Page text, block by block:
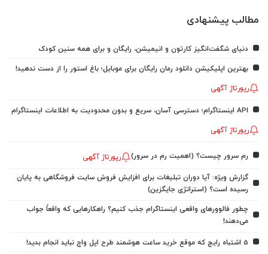
مطالب پیشنهادی
دنیای شگفت‌انگیز کارتون و انیمیشن، رایگان و برای همه سنین کودک
بهترین اپلیکیشن دانلود رمان رایگان برای موبایل؛ باغ استور را از دست ندهید!
رپورتاژ آگهی
API اینستاگرام؛ دسترسی آسان، سریع و بدون محدودیت به اطلاعات اینستاگرام
رپورتاژ آگهی
رم سرور چیست؟ (اهمیت رم در سرور) رپورتاژ آگهی
گزارش ویژه: آیا دوران تبلیغات برای افزایش فروش سایت فروشگاهی به پایان
رسیده است؟ (استراتژی جایگزین)
چطور فالوورهای واقعی اینستاگرام جذب کنیم؟ راهکارهایی که واقعاً جواب
می‌دهند!
5 اشتباه رایج که موقع خرید ساعت هوشمند طرح اپل واچ نباید انجام بدید!